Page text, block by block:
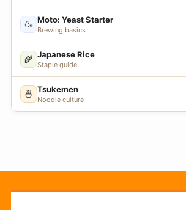
🍶 Moto: Yeast Starter
Brewing basics
🌾 Japanese Rice
Staple guide
🍜 Tsukemen
Noodle culture